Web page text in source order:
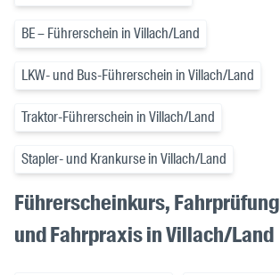
BE – Führerschein in Villach/Land
LKW- und Bus-Führerschein in Villach/Land
Traktor-Führerschein in Villach/Land
Stapler- und Krankurse in Villach/Land
Führerscheinkurs, Fahrprüfung
und Fahrpraxis in Villach/Land